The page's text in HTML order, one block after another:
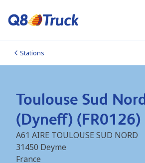
Stations
Toulouse Sud
(Dyneff) (FR0126)
A61 AIRE TOULOUSE SUD NORD
31450 Deyme
France